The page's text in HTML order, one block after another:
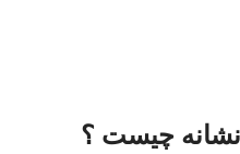
چيست ؟